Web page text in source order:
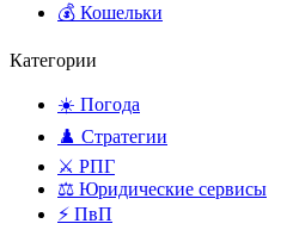
💰 Кошельки
Категории
☀️ Погода
♟️ Стратегии
⚔️ РПГ
⚖️ Юридические сервисы
⚡ ПвП